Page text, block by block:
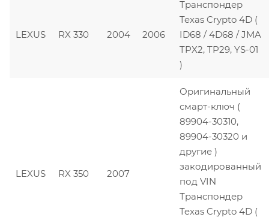
LEXUS RX 330 2004 2006
Транспондер
Texas Crypto 4D (
ID68 / 4D68 / JMA
TPX2, TP29, YS-01
)
LEXUS RX 350 2007
Оригинальный
смарт-ключ (
89904-30310,
89904-30320 и
другие )
закодированный
под VIN
Транспондер
Texas Crypto 4D (